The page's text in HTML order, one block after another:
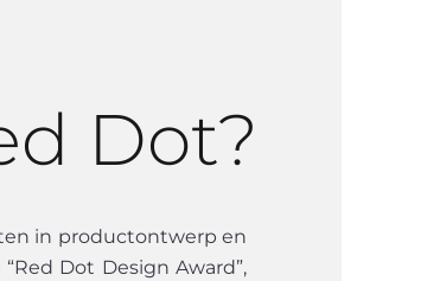
Dot?
in productontwerp en
Dot Design Award”,